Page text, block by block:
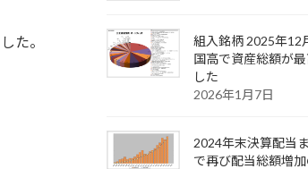
た。
組入銘柄 2025年12
国高で資産総額が
した
2026年1月7日
2024年末決算配当
で再び配当総額増加